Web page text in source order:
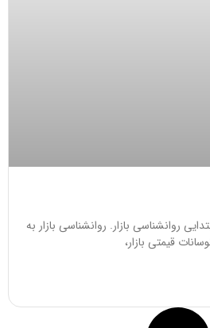
روانشناسی بازار. روانشناسی بازار به
قیمتی بازار،